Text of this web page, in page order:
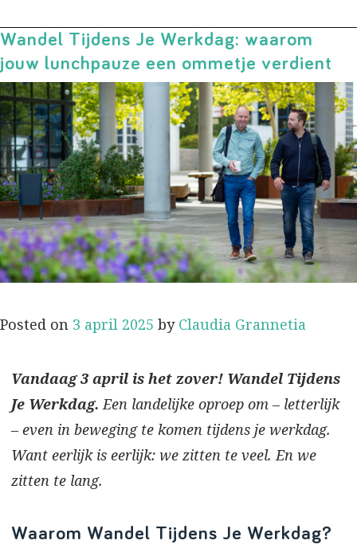
Wandel Tijdens Je Werkdag: waarom
jouw lunchpauze een ommetje verdient
Posted on 3 april 2025 by Claudia Grannetia
Vandaag 3 april is het zover! Wandel Tijdens
Je Werkdag. Een landelijke oproep om – letterlijk
– even in beweging te komen tijdens je werkdag.
Want eerlijk is eerlijk: we zitten te veel. En we
zitten te lang.
Waarom Wandel Tijdens Je Werkdag?